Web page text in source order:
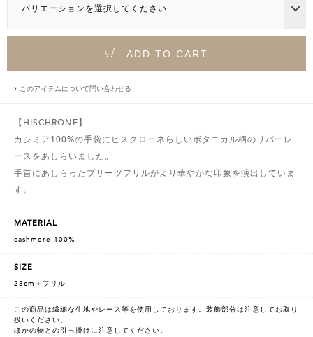
バリエーションを選択してください
ADD TO CART
このアイテムについて問い合わせる
【HISCHRONE】
カシミア100%の⼿袋にヒスクローネらしいボタニカル柄のリバーレ
ースをあしらいました。
⼿⾸にあしらったプリーツフリルがより華やかな印象を演出していま
す。
MATERIAL
cashmere 100%
SIZE
23cm＋フリル
この商品は繊細な生地やレース等を使用しております。装飾部分は注意してお取り
扱いください。
ほかの物との引っ掛けに注意してください。